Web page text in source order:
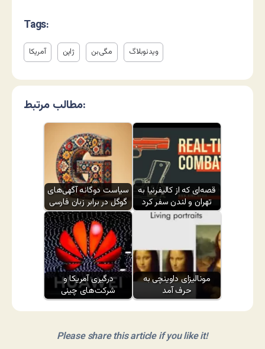
Tags:
آمریکا ژاپن مگی‌بن ویدئوبلاگ
مطالب مرتبط:
سیاست دوگانه آگهی‌های
گوگل در برابر زبان فارسی
قصه‌ای که از کالیفرنیا به
تهران و لندن سفر کرد
درگیری آمریکا و
شرکت‌های چینی
مونالیزای داوینچی به
حرف آمد
Please share this article if you like it!